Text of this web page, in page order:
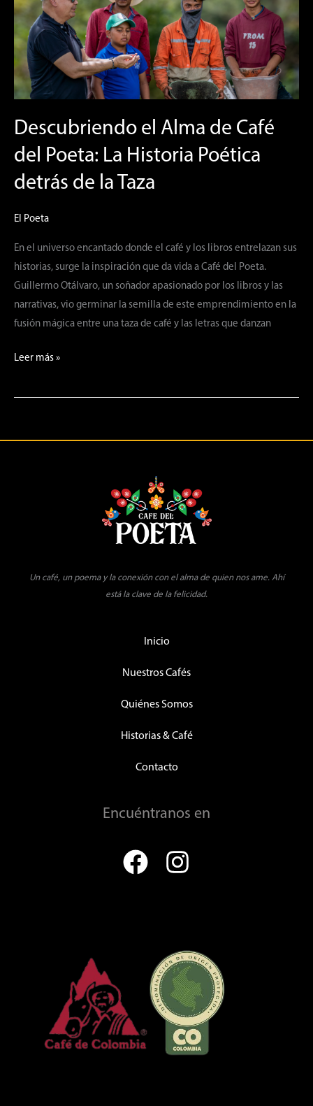
Descubriendo el Alma de Café
del Poeta: La Historia Poética
detrás de la Taza
El Poeta
En el universo encantado donde el café y los libros entrelazan sus
historias, surge la inspiración que da vida a Café del Poeta.
Guillermo Otálvaro, un soñador apasionado por los libros y las
narrativas, vio germinar la semilla de este emprendimiento en la
fusión mágica entre una taza de café y las letras que danzan
Alma
de
Café
del
Poeta:
La
Poética
detrás
de
la
Leer más »
Un café, un poema y la conexión con el alma de quien nos ame. Ahí
está la clave de la felicidad.
Inicio
Nuestros Cafés
Quiénes Somos
Historias & Café
Contacto
Encuéntranos en